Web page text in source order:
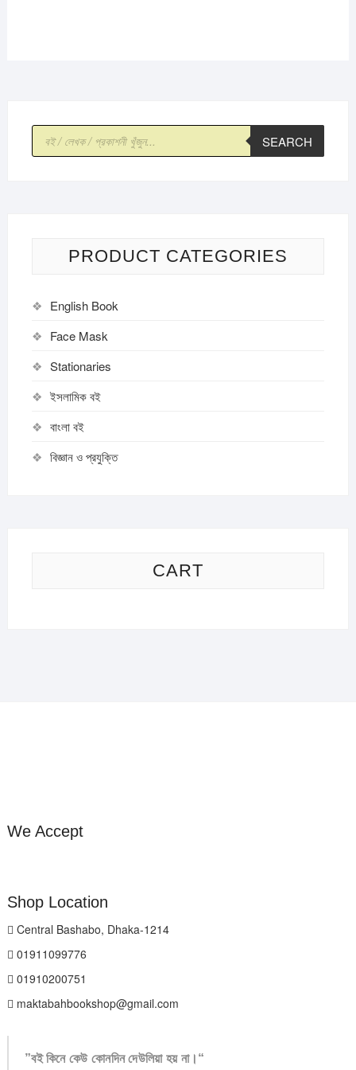
Products
search SEARCH
PRODUCT CATEGORIES
English Book
Face Mask
Stationaries
ইসলামিক বই
বাংলা বই
বিজ্ঞান ও প্রযুক্তি
CART
We Accept
Shop Location
Central Bashabo, Dhaka-1214
01911099776
01910200751
maktabahbookshop@gmail.com
”বই কিনে কেউ কোনদিন দেউলিয়া হয় না।“